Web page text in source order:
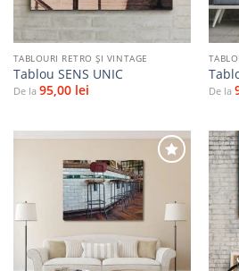
TABLOURI RETRO ȘI VINTAGE
Tablou SENS UNIC
De la 95,00 lei De la
Adaugă
la
favorite